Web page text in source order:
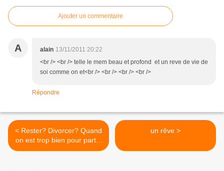
Ajouter un commentaire
A alain 13/11/2011 20:22
<br /> <br /> telle le mem beau et profond et un reve de vie de
soi comme on et<br /> <br /> <br /> <br />
Répondre
< Rester? Divorcer? Quand
on est trop bien pour partir,
mais pas assez pour rester.
un rêve >